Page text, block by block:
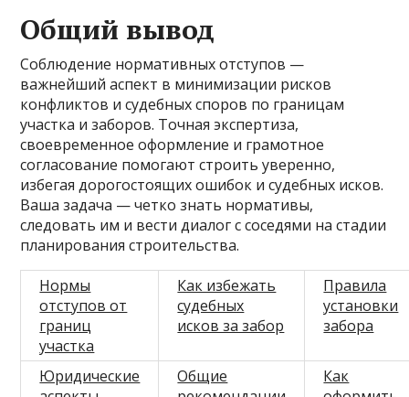
Общий вывод
Соблюдение нормативных отступов —
важнейший аспект в минимизации рисков
конфликтов и судебных споров по границам
участка и заборов. Точная экспертиза,
своевременное оформление и грамотное
согласование помогают строить уверенно,
избегая дорогостоящих ошибок и судебных исков.
Ваша задача — четко знать нормативы,
следовать им и вести диалог с соседями на стадии
планирования строительства.
Нормы
отступов от
границ
участка
Как избежать
судебных
исков за забор
Правила
установки
забора
Юридические
Общие
Как